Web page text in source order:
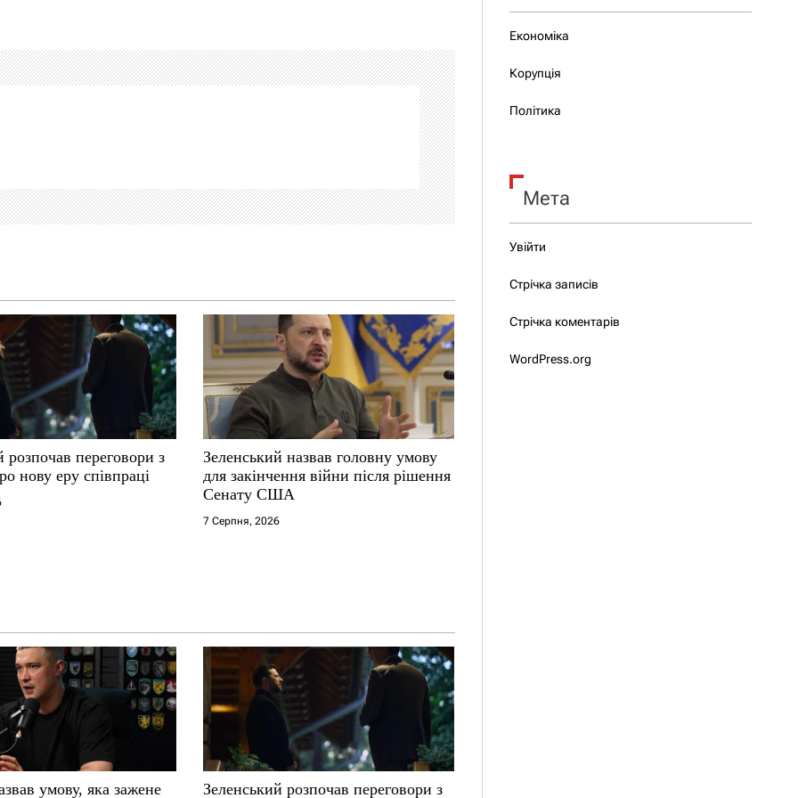
розпочав переговори з
нову еру співпраці
Зеленський назвав головну умову
для закінчення війни після рішення
Сенату США
7 Серпня, 2026
умову, яка зажене Зеленський розпочав переговори з
Економіка
Корупція
Політика
Мета
Увійти
Стрічка записів
Стрічка коментарів
WordPress.org